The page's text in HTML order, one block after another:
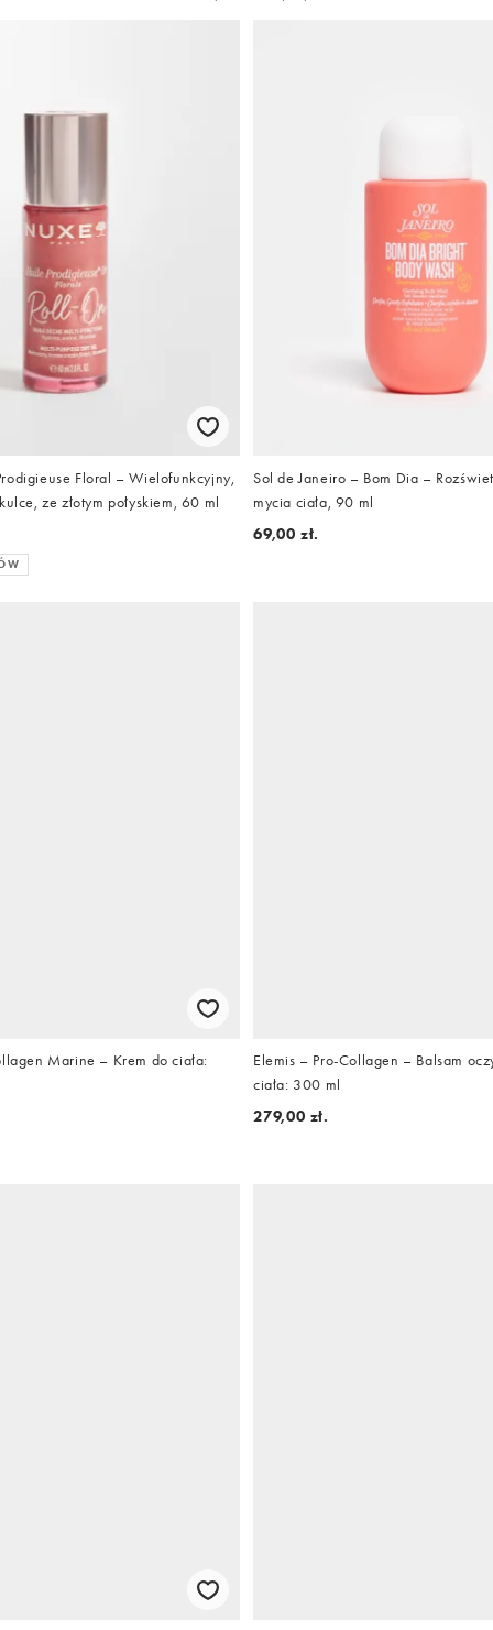
Floral – Wielofunkcyjny,
ze złotym połyskiem, 60 ml
Sol de Janeiro – Bom Dia –
mycia ciała, 90 ml
69,00 zł.
Marine – Krem do ciała:
Elemis – Pro-Collagen – Balsam
ciała: 300 ml
279,00 zł.